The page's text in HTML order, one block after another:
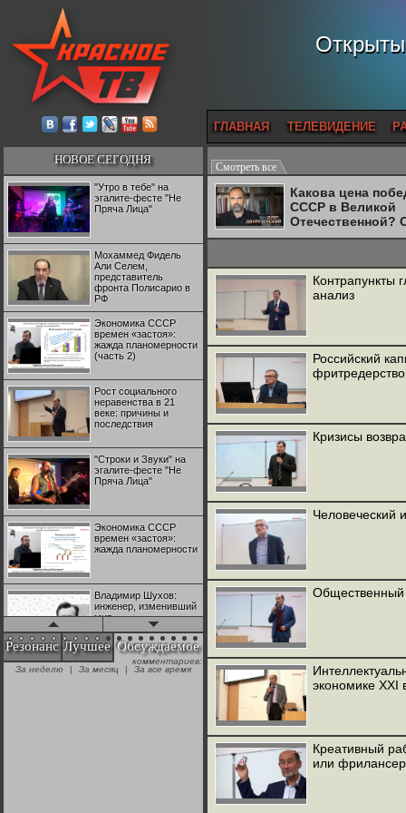
ГЛАВНАЯ ТЕЛЕВИДЕНИЕ
НОВОЕ СЕГОДНЯ
"Утро в тебе" на
эгалите-фесте "Не
Пряча Лица"
Мохаммед Фидель
Али Селем,
представитель
фронта Полисарио в
РФ
Экономика СССР
времен «застоя»:
жажда планомерности
(часть 2)
Рост социального
неравенства в 21
веке: причины и
последствия
"Строки и Звуки" на
эгалите-фесте "Не
Пряча Лица"
Экономика СССР
времен «застоя»:
жажда планомерности
Владимир Шухов:
инженер, изменивший
мир
"Аркадий Коц" на
эгалите-фесте "Не
Резонанс Лучшее Обсуждаемое
комментариев:
За неделю
| За месяц | За все время
Смотреть все
Какова цена
СССР в Великой
Отечественной?
Двуреченский о
Контрапункты
анализ
Российский
Кризисы
Человеческий
Общественный
экономике XXI
Креативный
или